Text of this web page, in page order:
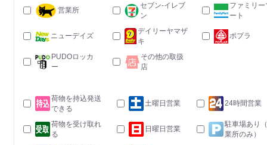
営業所
セブン-イレブ
ン
ファミリー
ート
ニューデイズ
デイリーヤマザ
キ
ポプラ
PUDOロッカ
ー
その他の取扱
店
荷物を持込発送
できる
土曜日営業 24時間営業
荷物を受け取れ
る
日曜日営業
駐車場あり
業所のみ）